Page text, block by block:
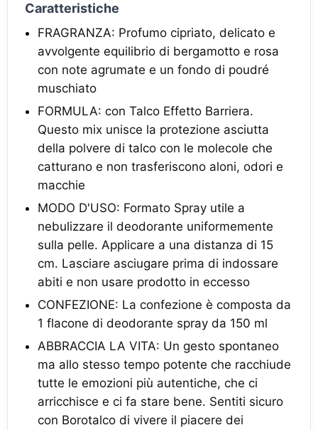
Caratteristiche
FRAGRANZA: Profumo cipriato, delicato e
avvolgente equilibrio di bergamotto e rosa
con note agrumate e un fondo di poudré
muschiato
FORMULA: con Talco Effetto Barriera.
Questo mix unisce la protezione asciutta
della polvere di talco con le molecole che
catturano e non trasferiscono aloni, odori e
macchie
MODO D'USO: Formato Spray utile a
nebulizzare il deodorante uniformemente
sulla pelle. Applicare a una distanza di 15
cm. Lasciare asciugare prima di indossare
abiti e non usare prodotto in eccesso
CONFEZIONE: La confezione è composta da
1 flacone di deodorante spray da 150 ml
ABBRACCIA LA VITA: Un gesto spontaneo
ma allo stesso tempo potente che racchiude
tutte le emozioni più autentiche, che ci
arricchisce e ci fa stare bene. Sentiti sicuro
con Borotalco di vivere il piacere dei